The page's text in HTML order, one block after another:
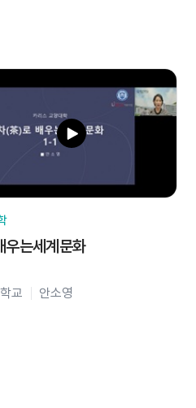
우는세계문화
교 안소영